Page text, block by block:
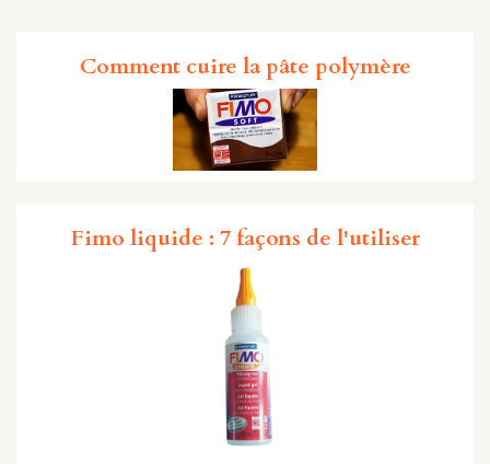
Comment cuire la pâte polymère
Fimo liquide : 7 façons de l'utiliser